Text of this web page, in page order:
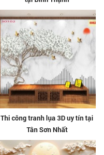
Thi công tranh lụa 3D uy tín tại
Tân Sơn Nhất